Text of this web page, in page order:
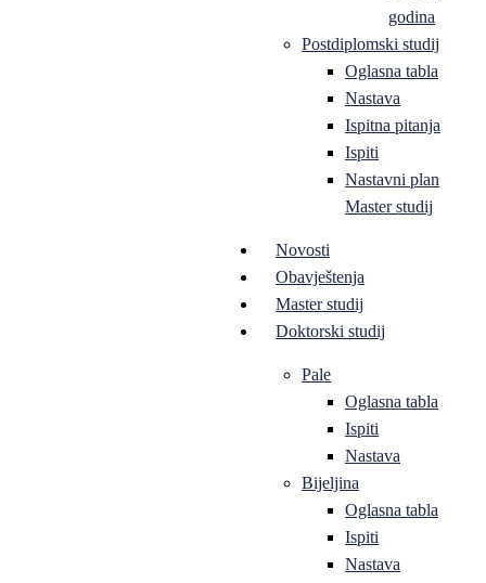
godina
Postdiplomski studij
Oglasna tabla
Nastava
Ispitna pitanja
Ispiti
Nastavni plan
Master studij
Novosti
Obavještenja
Master studij
Doktorski studij
Pale
Oglasna tabla
Ispiti
Nastava
Bijeljina
Oglasna tabla
Ispiti
Nastava